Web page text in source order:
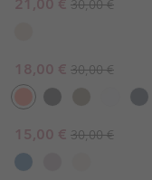
21,00 € 30,00 €
Sale price:
18,00 € Regular price:
30,00 €
Sale price:
15,00 € Regular price:
30,00 €